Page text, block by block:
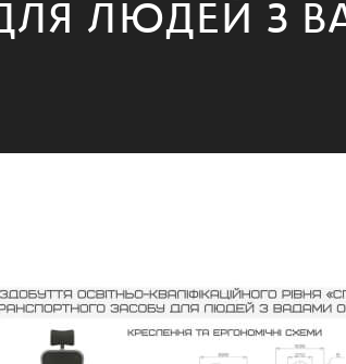
ЛЮДЕЙ З